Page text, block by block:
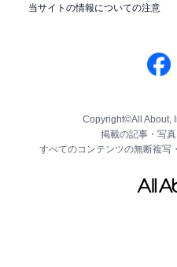
当サイトの情報についての注意
Copyright©All About,
掲載の記事・写真
すべてのコンテンツの無断複写